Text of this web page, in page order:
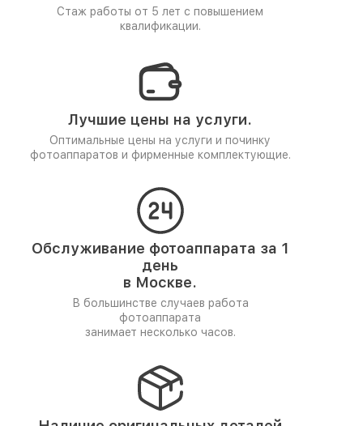
Стаж работы от 5 лет с повышением
квалификации.
Лучшие цены на услуги.
Оптимальные цены на услуги и починку
фотоаппаратов и фирменные комплектующие.
Обслуживание фотоаппарата за 1
день
в Москве.
В большинстве случаев работа
фотоаппарата
занимает несколько часов.